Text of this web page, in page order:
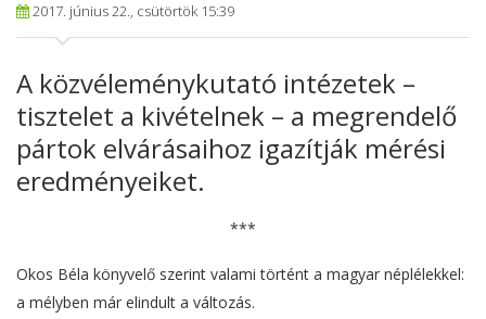
2017. június 22., csütörtök 15:39
A közvéleménykutató intézetek –
tisztelet a kivételnek – a megrendelő
pártok elvárásaihoz igazítják mérési
eredményeiket.
***
Okos Béla könyvelő szerint valami történt a magyar néplélekkel:
a mélyben már elindult a változás.